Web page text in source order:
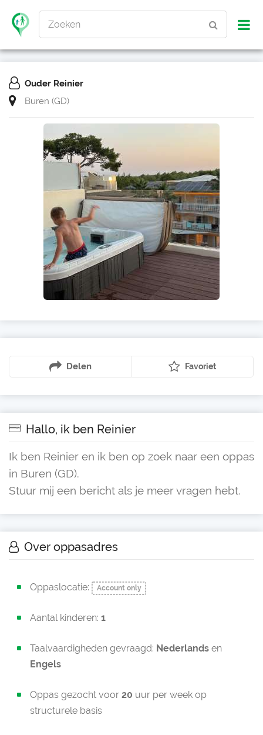
Zoeken
Ouder Reinier
Buren (GD)
Delen Favoriet
Hallo, ik ben Reinier
Ik ben Reinier en ik ben op zoek naar een oppas
in Buren (GD).
Stuur mij een bericht als je meer vragen hebt.
Over oppasadres
Oppaslocatie: Account only
Aantal kinderen: 1
Taalvaardigheden gevraagd: Nederlands en
Engels
Oppas gezocht voor 20 uur per week op
structurele basis